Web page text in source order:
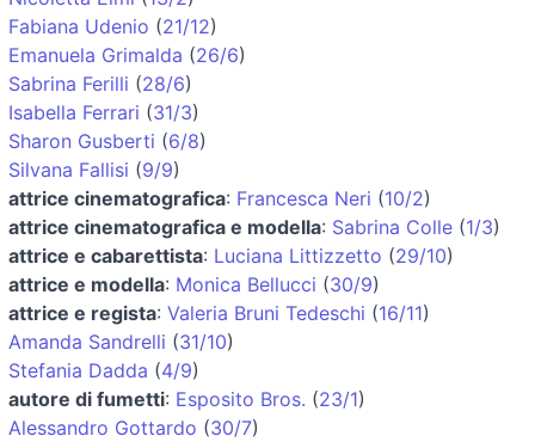
Fabiana Udenio (21/12)
Emanuela Grimalda (26/6)
Sabrina Ferilli (28/6)
Isabella Ferrari (31/3)
Sharon Gusberti (6/8)
Silvana Fallisi (9/9)
attrice cinematografica: Francesca Neri (10/2)
attrice cinematografica e modella: Sabrina Colle (1/3)
attrice e cabarettista: Luciana Littizzetto (29/10)
attrice e modella: Monica Bellucci (30/9)
attrice e regista: Valeria Bruni Tedeschi (16/11)
Amanda Sandrelli (31/10)
Stefania Dadda (4/9)
autore di fumetti: Esposito Bros. (23/1)
Alessandro Gottardo (30/7)